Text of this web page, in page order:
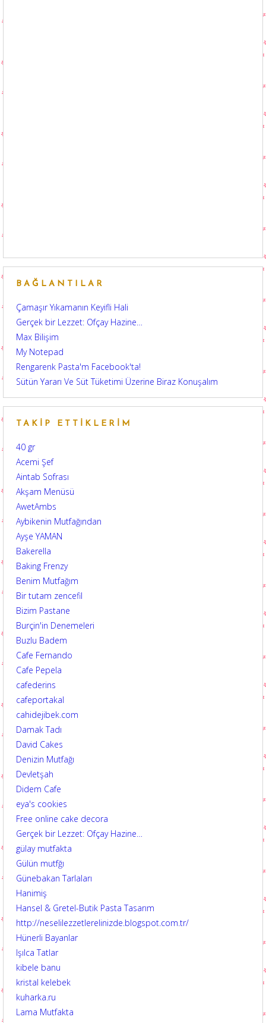
BAĞLANTILAR
Çamaşır Yıkamanın Keyifli Hali
Gerçek bir Lezzet: Ofçay Hazine…
Max Bilişim
My Notepad
Rengarenk Pasta'm Facebook'ta!
Sütün Yararı Ve Süt Tüketimi Üzerine Biraz Konuşalım
TAKIP ETTIKLERIM
40 gr
Acemi Şef
Aintab Sofrası
Akşam Menüsü
AwetAmbs
Aybikenin Mutfağından
Ayşe YAMAN
Bakerella
Baking Frenzy
Benim Mutfağım
Bir tutam zencefil
Bizim Pastane
Burçin'in Denemeleri
Buzlu Badem
Cafe Fernando
Cafe Pepela
cafederins
cafeportakal
cahidejibek.com
Damak Tadı
David Cakes
Denizin Mutfağı
Devletşah
Didem Cafe
eya's cookies
Free online cake decora
Gerçek bir Lezzet: Ofçay Hazine…
gülay mutfakta
Gülün mutfğı
Günebakan Tarlaları
Hanimiş
Hansel & Gretel-Butik Pasta Tasarım
http://neselilezzetlerelinizde.blogspot.com.tr/
Hünerli Bayanlar
Işılca Tatlar
kibele banu
kristal kelebek
kuharka.ru
Lama Mutfakta